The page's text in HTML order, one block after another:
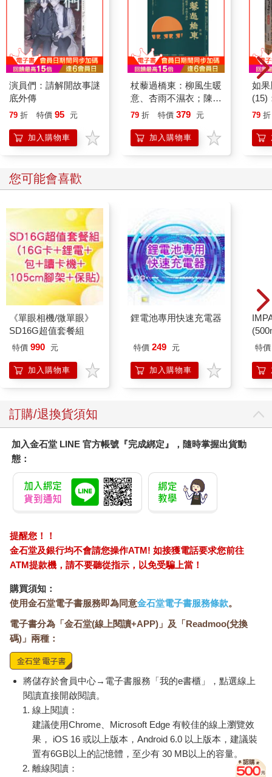
演員們：請解開故事謎
底外傳
79 折 特價 95 元
加入購物車
杖藜過橋東：柳風生暖
意、杏雨不濕衣；陳亮
恭談以心轉境的適齡漫
79 折 特價 379 元
加入購物車
如
(15)
貓
79 折
您可能會喜歡
《單眼相機/微單眼》
SD16G超值套餐組
特價 990 元
加入購物車
鋰電池專用快速充電器
特價 249 元
加入購物車
特價
訂購/退換貨須知
加入金石堂 LINE 官方帳號『完成綁定』，隨時掌握出貨動
態：
提醒您！！
金石堂及銀行均不會請您操作ATM! 如接獲電話要求您前往
ATM提款機，請不要聽從指示，以免受騙上當！
購買須知：
使用金石堂電子書服務即為同意金石堂電子書服務條款。
電子書分為「金石堂(線上閱讀+APP)」及「Readmoo(兌換
碼)」兩種：
將儲存於會員中心→電子書服務「我的e書櫃」，點選線上
閱讀直接開啟閱讀。
線上閱讀：
建議使用Chrome、Microsoft Edge 有較佳的線上瀏覽效
果， iOS 16 或以上版本，Android 6.0 以上版本，建議裝
置有6GB以上的記憶體，至少有 30 MB以上的容量。
離線閱讀：